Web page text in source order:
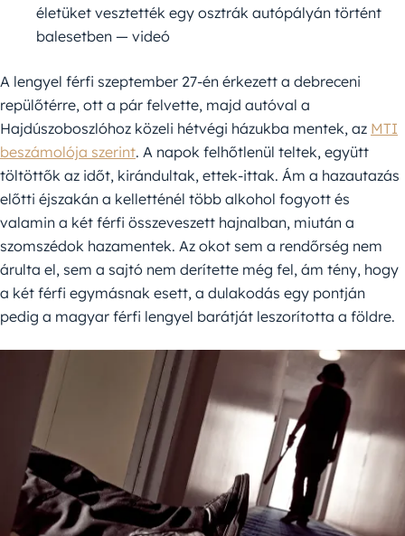
életüket vesztették egy osztrák autópályán történt
balesetben — videó
A lengyel férfi szeptember 27-én érkezett a debreceni
repülőtérre, ott a pár felvette, majd autóval a
Hajdúszoboszlóhoz közeli hétvégi házukba mentek, az MTI
beszámolója szerint. A napok felhőtlenül teltek, együtt
töltöttők az időt, kirándultak, ettek-ittak. Ám a hazautazás
előtti éjszakán a kelletténél több alkohol fogyott és
valamin a két férfi összeveszett hajnalban, miután a
szomszédok hazamentek. Az okot sem a rendőrség nem
árulta el, sem a sajtó nem derítette még fel, ám tény, hogy
a két férfi egymásnak esett, a dulakodás egy pontján
pedig a magyar férfi lengyel barátját leszorította a földre.